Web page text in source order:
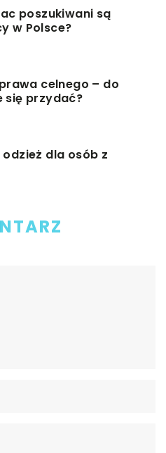
poszukiwani są
w Polsce?
celnego – do
się przydać?
dla osób z